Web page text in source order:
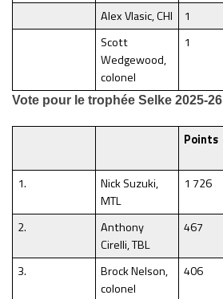
Alex Vlasic, CHI 1
Scott
Wedgewood,
colonel
1
Vote pour le trophée Selke 2025-26
Points
1.
Nick Suzuki,
MTL
1 726
2.
Anthony
Cirelli, TBL
467
3.
Brock Nelson,
colonel
406